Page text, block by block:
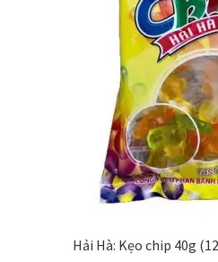
Hải Hà: Kẹo chip 40g